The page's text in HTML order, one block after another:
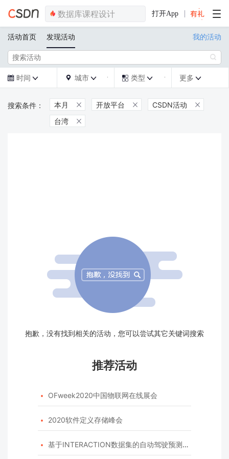
打开App
活动首页 发现活动 我的活动

 时间   城市   类型  更多 
本月  开放平台  CSDN活动 
台湾 
抱歉，没有找到相关的活动，您可以尝试其它关键词搜索
推荐活动
 OFweek2020中国物联网在线展会
 2020软件定义存储峰会
 基于INTERACTION数据集的自动驾驶预测模型挑战赛